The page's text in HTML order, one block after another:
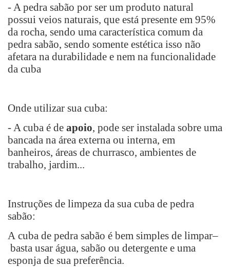
- A pedra sabão por ser um produto natural
possui veios naturais, que está presente em 95%
da rocha, sendo uma característica comum da
pedra sabão, sendo somente estética isso não
afetara na durabilidade e nem na funcionalidade
da cuba
Onde utilizar sua cuba:
- A cuba é de apoio, pode ser instalada sobre uma
bancada na área externa ou interna, em
banheiros, áreas de churrasco, ambientes de
trabalho, jardim...
Instruções de limpeza da sua cuba de pedra
sabão:
A cuba de pedra sabão é bem simples de limpar–
basta usar água, sabão ou detergente e uma
esponja de sua preferência.